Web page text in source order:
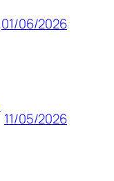
01/06/2026
11/05/2026